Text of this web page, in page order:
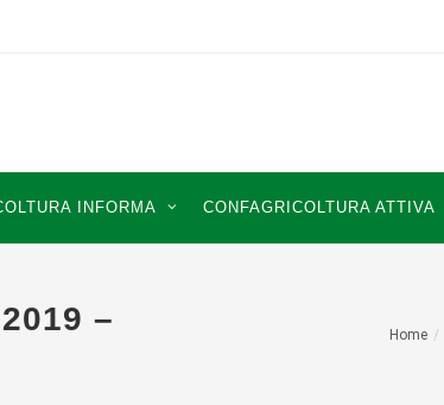
INFORMA CONFAGRICOLTURA ATTIVA
–
Home